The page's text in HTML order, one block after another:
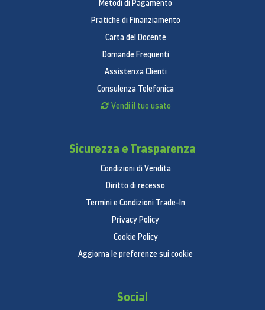
Metodi di Pagamento
Pratiche di Finanziamento
Carta del Docente
Domande Frequenti
Assistenza Clienti
Consulenza Telefonica
Vendi il tuo usato
Sicurezza e Trasparenza
Condizioni di Vendita
Diritto di recesso
Termini e Condizioni Trade-In
Privacy Policy
Cookie Policy
Aggiorna le preferenze sui cookie
Social